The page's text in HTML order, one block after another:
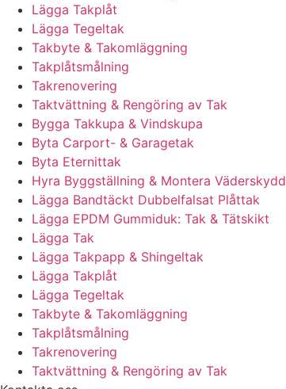
Lägga Takplåt
Lägga Tegeltak
Takbyte & Takomläggning
Takplåtsmålning
Takrenovering
Taktvättning & Rengöring av Tak
Bygga Takkupa & Vindskupa
Byta Carport- & Garagetak
Byta Eternittak
Hyra Byggställning & Montera Väderskydd
Lägga Bandtäckt Dubbelfalsat Plåttak
Lägga EPDM Gummiduk: Tak & Tätskikt
Lägga Tak
Lägga Takpapp & Shingeltak
Lägga Takplåt
Lägga Tegeltak
Takbyte & Takomläggning
Takplåtsmålning
Takrenovering
Taktvättning & Rengöring av Tak